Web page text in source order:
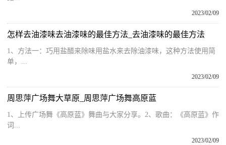
2023/02/09
怎样去油漆味去油漆味的最佳方法_去油漆味的最佳方法
1、方法一：巧用盐醋来除味用盐水来去除油漆味，这种方法使用简
单，...
2023/02/09
周思萍广场舞大草原_周思萍广场舞高原蓝
1、上传广场舞《高原蓝》舞曲与大家分享。2、歌曲：《高原蓝》作
词...
2023/02/09